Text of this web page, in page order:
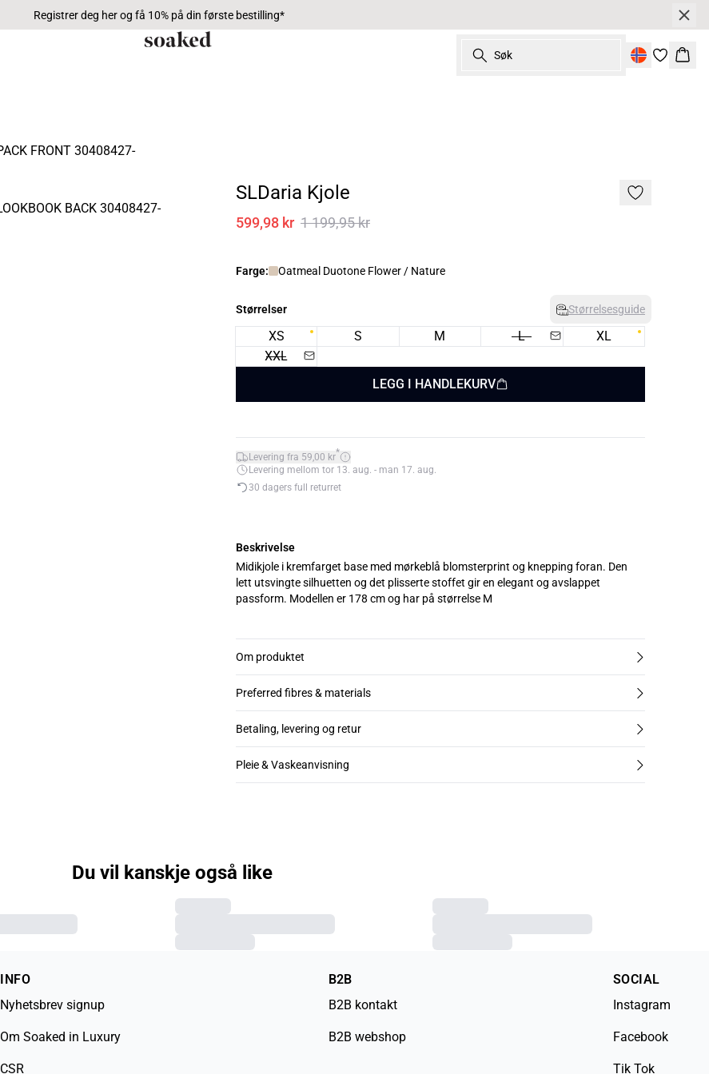
Registrer deg her og få 10% på din første bestilling*
Søk
SLDaria Kjole
599,98 kr 1 199,95 kr
Farge: Oatmeal Duotone Flower / Nature
Størrelser Størrelsesguide
XS S M L
XL
XXL
LEGG I HANDLEKURV
Levering fra 59,00 kr*
Levering mellom tor 13. aug. - man 17. aug.
30 dagers full returret
Beskrivelse
Midikjole i kremfarget base med mørkeblå blomsterprint og knepping foran. Den
lett utsvingte silhuetten og det plisserte stoffet gir en elegant og avslappet
passform. Modellen er 178 cm og har på størrelse M
Om produktet
Preferred fibres & materials
Betaling, levering og retur
Pleie & Vaskeanvisning
Du vil kanskje også like
INFO
Nyhetsbrev signup
Om Soaked in Luxury
CSR
B2B
B2B kontakt
B2B webshop
SOCIAL
Instagram
Facebook
Tik Tok